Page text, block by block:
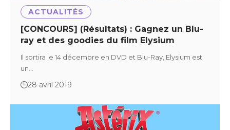
ACTUALITÉS
[CONCOURS] (Résultats) : Gagnez un Blu-
ray et des goodies du film Elysium
Il sortira le 14 décembre en DVD et Blu-Ray, Elysium est
un…
28 avril 2019